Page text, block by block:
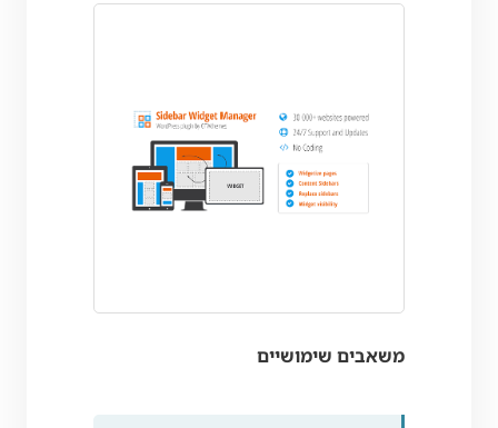
משאבים שימושיים